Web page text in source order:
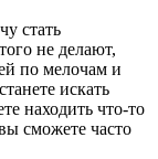
стать
не делают,
по мелочам и
искать
находить что-то
сможете часто